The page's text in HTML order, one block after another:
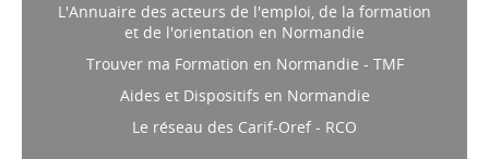
L'Annuaire des acteurs de l'emploi, de la formation
et de l'orientation en Normandie
Trouver ma Formation en Normandie - TMF
Aides et Dispositifs en Normandie
Le réseau des Carif-Oref - RCO